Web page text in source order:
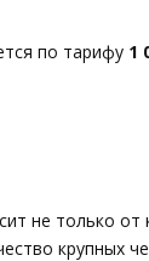
по тарифу 1
не только
крупных